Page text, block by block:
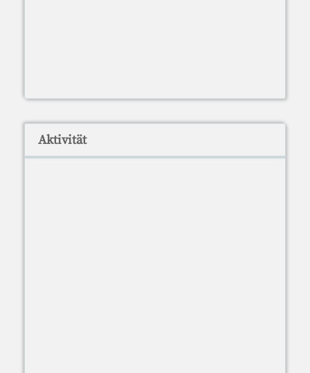
Aktivität